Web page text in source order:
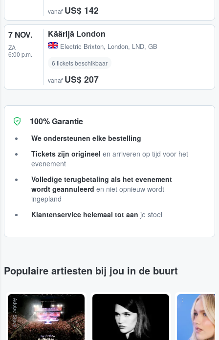
vanaf US$ 142
7 NOV.
ZA
6:00 p.m.
Käärijä London
Electric Brixton, London, LND, GB
6 tickets beschikbaar
vanaf US$ 207
100% Garantie
We ondersteunen elke bestelling
Tickets zijn origineel en arriveren op tijd voor het
evenement
Volledige terugbetaling als het evenement
wordt geannuleerd en niet opnieuw wordt
ingepland
Klantenservice helemaal tot aan je stoel
Populaire artiesten bij jou in de buurt
Adobe Stock ... ...